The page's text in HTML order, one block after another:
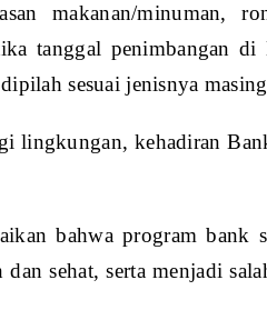
makanan/minuman,
tanggal penimbangan
sesuai jenisnya
lingkungan, kehadiran
bahwa program bank
sehat, serta menjadi